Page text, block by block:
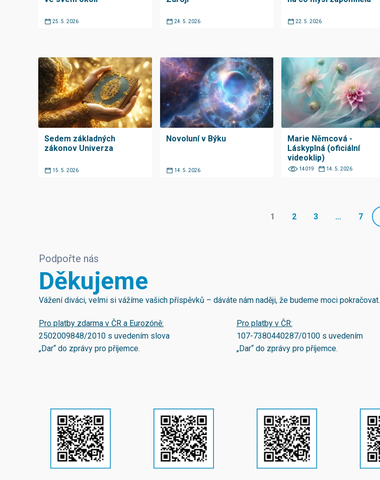
25. 5. 2026 24. 5. 2026 22. 5. 2026
Sedem základných
zákonov Univerza
15. 5. 2026
Novoluní v Býku
14. 5. 2026
Marie Němcová -
Láskyplná (oficiální
videoklip)
14019 14. 5. 2026
1 2 3 … 7
Podpořte nás
Děkujeme
Vážení diváci, velmi si vážíme vašich příspěvků – dáváte nám naději, že budeme moci pokračovat.
Pro platby zdarma v ČR a Eurozóně:
2502009848/2010 s uvedením slova
„Dar“ do zprávy pro příjemce.
Pro platby v ČR:
107-7380440287/0100s uvedením
„Dar“ do zprávy pro příjemce.